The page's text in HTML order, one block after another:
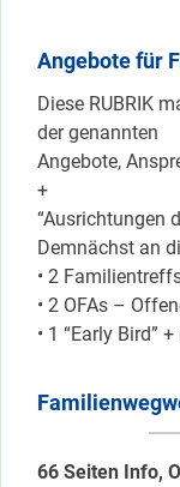
Angebote für
Diese RUBRIK
der genannten
Angebote,
+
“Ausrichtungen
Demnächst an
• 2
• 2 OFAs –
• 1 “Early Bird”
66 Seiten Info,